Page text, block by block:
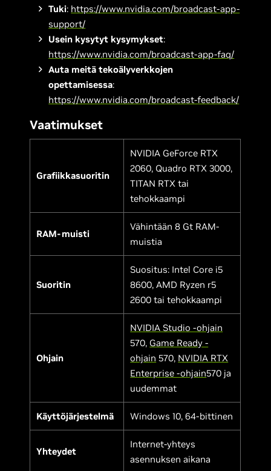
Tuki: https://www.nvidia.com/broadcast-app-
support/
Usein kysytyt kysymykset:
https://www.nvidia.com/broadcast-app-faq/
Auta meitä tekoälyverkkojen
opettamisessa:
https://www.nvidia.com/broadcast-feedback/
Vaatimukset
Grafiikkasuoritin
NVIDIA GeForce RTX
2060, Quadro RTX 3000,
TITAN RTX tai
tehokkaampi
RAM-muisti
Vähintään 8 Gt RAM-
muistia
Suoritin
Suositus: Intel Core i5
8600, AMD Ryzen r5
2600 tai tehokkaampi
Ohjain
NVIDIA Studio -ohjain
570, Game Ready -
ohjain 570, NVIDIA RTX
Enterprise -ohjain570 ja
uudemmat
Käyttöjärjestelmä Windows 10, 64-bittinen
Yhteydet
Internet-yhteys
asennuksen aikana